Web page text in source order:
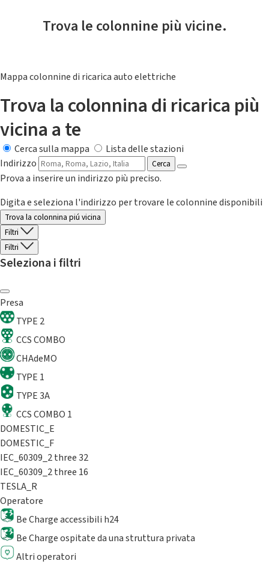
Trova le colonnine più vicine.
Mappa colonnine di ricarica auto elettriche
Trova la colonnina di ricarica più
vicina a te
Cerca sulla mappa
Lista delle stazioni
Indirizzo
Cerca
Prova a inserire un indirizzo più preciso.
Digita e seleziona l'indirizzo per trovare le colonnine disponibili
Trova la colonnina piú vicina
Filtri
Filtri
Seleziona i filtri
Presa
TYPE 2
CCS COMBO
CHAdeMO
TYPE 1
TYPE 3A
CCS COMBO 1
DOMESTIC_E
DOMESTIC_F
IEC_60309_2 three 32
IEC_60309_2 three 16
TESLA_R
Operatore
Be Charge accessibili h24
Be Charge ospitate da una struttura privata
Altri operatori